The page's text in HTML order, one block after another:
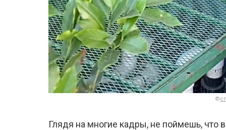
©
Глядя на многие кадры, не поймешь,